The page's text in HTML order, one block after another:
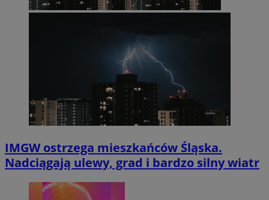
IMGW ostrzega mieszkańców Śląska.
Nadciągają ulewy, grad i bardzo silny wiatr